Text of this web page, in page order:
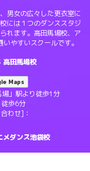
男女の広々した更衣室に
には１つのダンススタジ
れます。高田馬場校、ア
やすいスクールです。
田馬場校
Maps
」駅より徒歩1分
歩6分
わせ]：
ダンス池袋校